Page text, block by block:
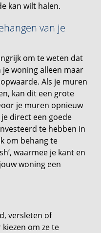
kan wilt halen.
van je
om te weten dat
woning alleen maar
Als je muren
kan dit een grote
je muren opnieuw
direct een goede
te hebben in
om behang te
waarmee je kant en
woning een
versleten of
om ze te